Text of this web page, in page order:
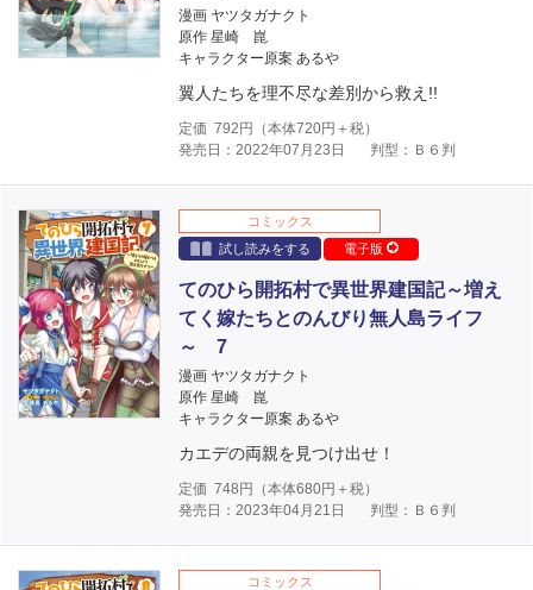
漫画 ヤツタガナクト
原作 星崎 崑
キャラクター原案 あるや
翼人たちを理不尽な差別から救え!!
定価 792 円（本体720円＋税）
発売日：2022年07月23日
判型：Ｂ６判
コミックス
試し読みをする
電子版
てのひら開拓村で異世界建国記～増え
てく嫁たちとのんびり無人島ライフ
～ 7
漫画 ヤツタガナクト
原作 星崎 崑
キャラクター原案 あるや
カエデの両親を見つけ出せ！
定価 748 円（本体680円＋税）
発売日：2023年04月21日
判型：Ｂ６判
コミックス